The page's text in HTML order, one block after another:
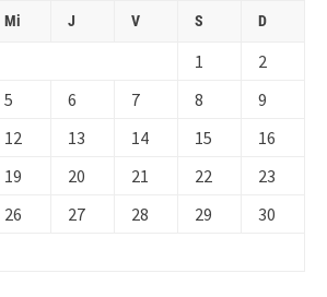
Mi J V S D
1
2
5 6 7 8
9
12 13 14 15
16
19 20 21 22
23
26 27 28 29
30